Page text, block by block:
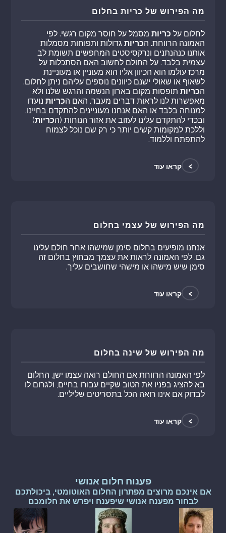
מה הפירוש של כריות בחלום
לחלום על כריות מסמל על חוסר מקום רגשי. לפי
האמונה הרווחת. הכריות גדולות ותפוחות מסמלות
אותנו כנהנתנים ונרקסיסטים המחפשים תשומת לב
עצמית בלבד. על החולם לחשוב האם הסתכלות על
מרכז עולמו הוא הכיוון אליו הוא מעוניין או מעוניינת
לשאוף או שאולי ישנם כיוונים נוספים עליהם ניתן לחלום.
הכריות תופסות מקום בארון הנשמה והרגש שלנו ולא
מאפשרות לנו לראות דברים מעבר. האם הכריות נועדו
למנוחה בלבד או האם אנחנו מעוניינים להתקדם בחיינו.
ובכדי להתקדם עלינו לעזוב את אזור הנוחות (הכריות)
וללכת למקומות קשים יותר כי רק שם נוכל לצמוח
להתפתח וללמוד.
> קראו עוד
מה הפירוש של עצמי בחלום
אנחנו מופיעים בחלום סימן שמישהו אחר חולם עלינו
גם. לפי האמונה לראות את עצמך מבחוץ בחלום זה
סימן שיש מישהו או מישהי שחושבים עליך.
> קראו עוד
מה הפירוש של שינה בחלום
לפי האמונה הרווחת אם החולם רואה עצמו ישן, החלום
בא להציג בפניו את הטוב שקיים עבורו בחיים, ולגרום לו
לבדוק אם אינו רואה הכל בתסריטים שליליים.
> קראו עוד
פענוח חלום אנושי
אם אינכם מרוצים מפתרון החלום האוטומטי, ביכולתכם
לבחור מפענח אנושי שיפענח ויפרש את חלומכם